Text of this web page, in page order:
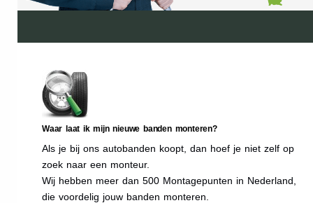
Waar laat ik mijn nieuwe banden monteren?
Als je bij ons autobanden koopt, dan hoef je niet zelf op
zoek naar een monteur.
Wij hebben meer dan 500 Montagepunten in Nederland,
die voordelig jouw banden monteren.